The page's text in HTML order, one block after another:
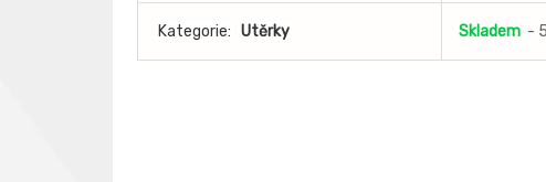
Kategorie: Utěrky Skladem -